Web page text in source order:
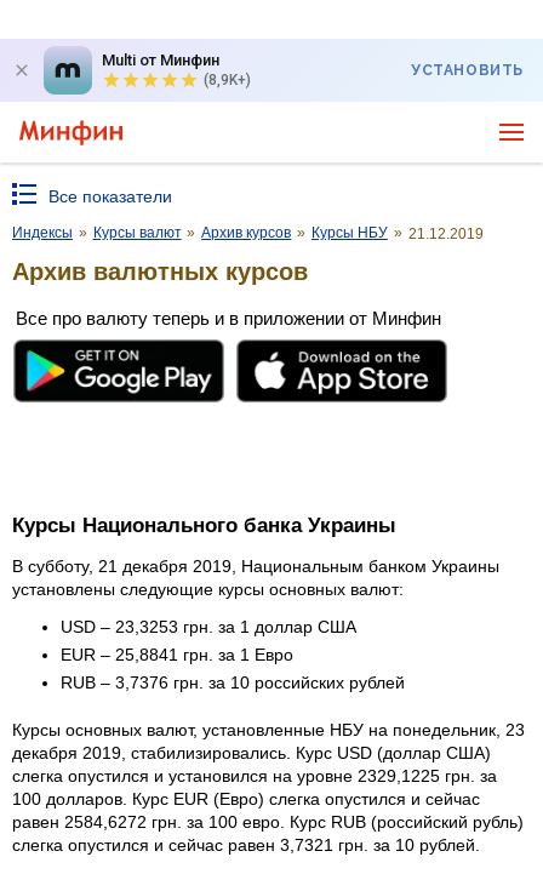
Multi от Минфин
(8,9K+)
УСТАНОВИТЬ
Все показатели
Индексы » Курсы валют » Архив курсов » Курсы НБУ » 21.12.2019
Архив валютных курсов
Все про валюту теперь и в приложении от Минфин
Курсы Национального банка Украины
В субботу, 21 декабря 2019, Национальным банком Украины
установлены следующие курсы основных валют:
USD – 23,3253 грн. за 1 доллар США
EUR – 25,8841 грн. за 1 Евро
RUB – 3,7376 грн. за 10 российских рублей
Курсы основных валют, установленные НБУ на понедельник, 23
декабря 2019, стабилизировались. Курс USD (доллар США)
слегка опустился и установился на уровне 2329,1225 грн. за
100 долларов. Курс EUR (Евро) слегка опустился и сейчас
равен 2584,6272 грн. за 100 евро. Курс RUB (российский рубль)
слегка опустился и сейчас равен 3,7321 грн. за 10 рублей.